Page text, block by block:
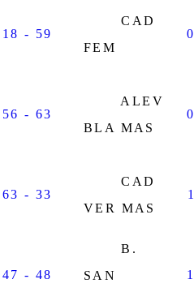
18 - 59
CAD
FEM
56 - 63
ALEV
BLA MAS
63 - 33
CAD
VER MAS
47 - 48
B.
SAN